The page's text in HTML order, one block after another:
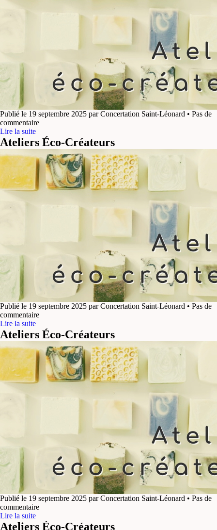
Publié le 19 septembre 2025 par Concertation Saint-Léonard • Pas de
commentaire
Lire la suite
Ateliers Éco-Créateurs
Publié le 19 septembre 2025 par Concertation Saint-Léonard • Pas de
commentaire
Lire la suite
Ateliers Éco-Créateurs
Publié le 19 septembre 2025 par Concertation Saint-Léonard • Pas de
commentaire
Lire la suite
Ateliers Éco-Créateurs